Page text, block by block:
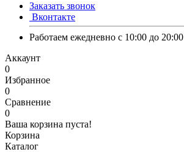
Заказать звонок
Вконтакте
Работаем ежедневно с 10:00 до 20:00
Аккаунт
0
Избранное
0
Сравнение
0
Ваша корзина пуста!
Корзина
Каталог